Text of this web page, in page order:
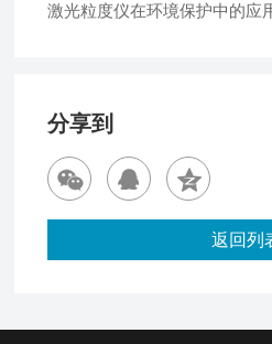
激光粒度仪在环境保护中的应
分享到
返回列